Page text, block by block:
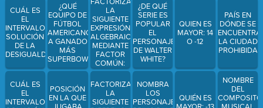
CUÁL ES
EL
INTERVALO
SOLUCIÓN
DE LA
DESIGUALDAD:
CUÁL ES
EL
INTERVALO
¿QUÉ
EQUIPO DE
FÚTBOL
AMERICANO
A GANADO
MÁS
SUPERBOWLS?
POSICIÓN
EN LA QUE
LA
SIGUIENTE
EXPRESIÓN
ALGEBRAICA
MEDIANTE
FACTOR
COMÚN:
FACTORIZA
LA
SIGUIENTE
¿DE QUÉ
SERIE ES
POPULAR
EL
PERSONAJE
DE WALTER
WHITE?
NOMBRA
LOS
PERSONAJES
QUIEN ES
MAYOR: 14
O -12
QUIÉN ES
PAÍS EN
DÓNDE SE
ENCUENTRA
LA CIUDAD
PROHIBIDA
NOMBRE
DEL